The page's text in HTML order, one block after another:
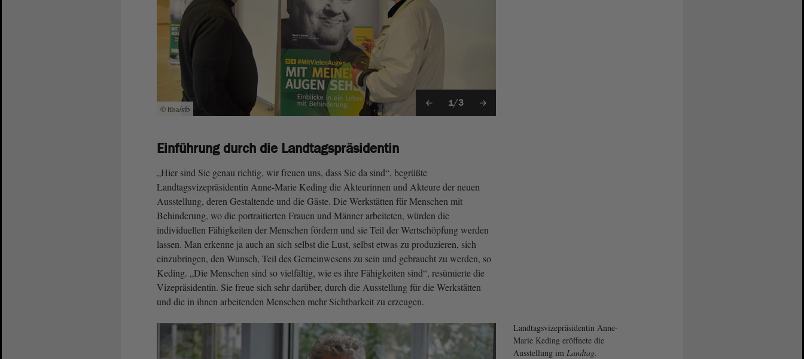
© ltlsa/stb 1/3
Einführung durch die Landtagspräsidentin
„Hier sind Sie genau richtig, wir freuen uns, dass Sie da sind“, begrüßte
Landtagsvizepräsidentin Anne-Marie Keding die Akteurinnen und Akteure der neuen
Ausstellung, deren Gestaltende und die Gäste. Die Werkstätten für Menschen mit
Behinderung, wo die portraitierten Frauen und Männer arbeiteten, würden die
individuellen Fähigkeiten der Menschen fördern und sie Teil der Wertschöpfung werden
lassen. Man erkenne ja auch an sich selbst die Lust, selbst etwas zu produzieren, sich
einzubringen, den Wunsch, Teil des Gemeinwesens zu sein und gebraucht zu werden, so
Keding. „Die Menschen sind so vielfältig, wie es ihre Fähigkeiten sind“, resümierte die
Vizepräsidentin. Sie freue sich sehr darüber, durch die Ausstellung für die Werkstätten
und die in ihnen arbeitenden Menschen mehr Sichtbarkeit zu erzeugen.
Landtagsvizepräsidentin Anne-
Marie Keding eröffnete die
Ausstellung im Landtag.